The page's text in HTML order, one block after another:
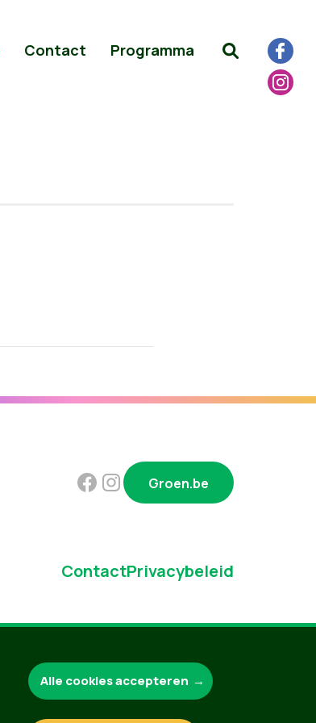
Contact Programma
Groen.be
ContactPrivacybeleid
Alle cookies accepteren